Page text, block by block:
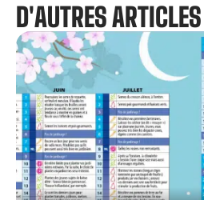
D'AUTRES ARTICLES